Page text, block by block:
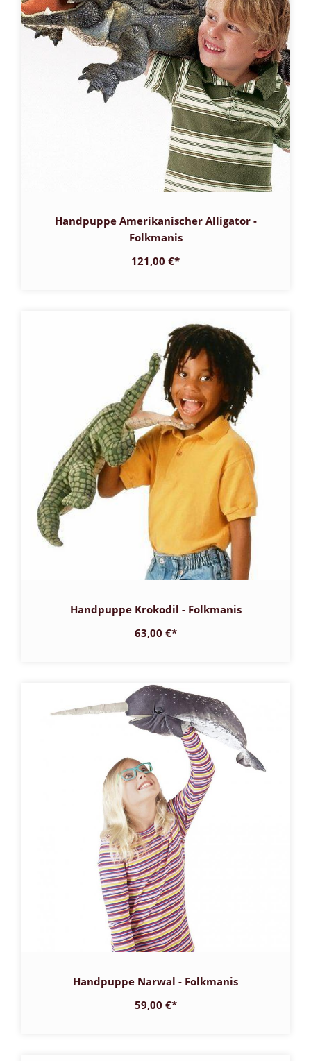
Handpuppe Amerikanischer Alligator -
Folkmanis
121,00 €*
Handpuppe Krokodil - Folkmanis
63,00 €*
Handpuppe Narwal - Folkmanis
59,00 €*